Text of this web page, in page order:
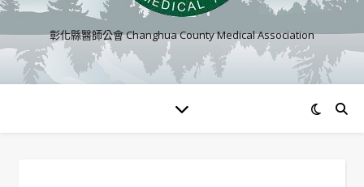
彰化縣醫師公會 Changhua County Medical Association